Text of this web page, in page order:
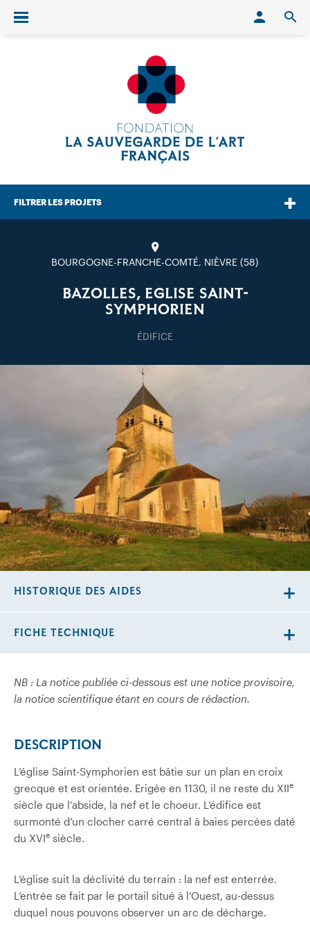
Ouvrir/fermer le menu
FILTRER LES PROJETS
BOURGOGNE-FRANCHE-COMTÉ, NIÈVRE (58)
BAZOLLES, EGLISE SAINT-
SYMPHORIEN
ÉDIFICE
NB : La notice publiée ci-dessous est une notice provisoire,
la notice scientifique étant en cours de rédaction.
DESCRIPTION
L’église Saint-Symphorien est bâtie sur un plan en croix
grecque et est orientée. Erigée en 1130, il ne reste du XIIe
siècle que l’abside, la nef et le choeur. L’édifice est
surmonté d’un clocher carré central à baies percées daté
du XVIe siècle.
L’église suit la déclivité du terrain : la nef est enterrée.
L’entrée se fait par le portail situé à l’Ouest, au-dessus
duquel nous pouvons observer un arc de décharge.
HISTORIQUE DES AIDES
FICHE TECHNIQUE